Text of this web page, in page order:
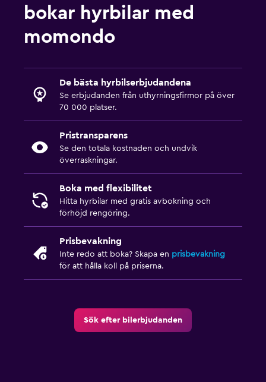
bokar hyrbilar med
momondo
De bästa hyrbilserbjudandena
Se erbjudanden från uthyrningsfirmor på över
70 000 platser.
Pristransparens
Se den totala kostnaden och undvik
överraskningar.
Boka med flexibilitet
Hitta hyrbilar med gratis avbokning och
förhöjd rengöring.
Prisbevakning
Inte redo att boka? Skapa en prisbevakning
för att hålla koll på priserna.
Sök efter bilerbjudanden